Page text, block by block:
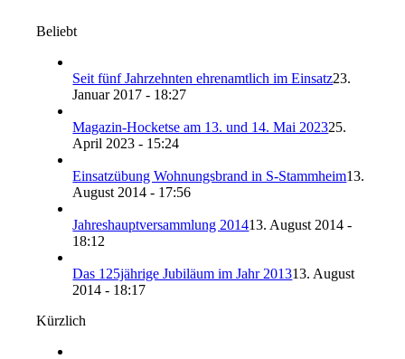
Beliebt
Seit fünf Jahrzehnten ehrenamtlich im Einsatz23.
Januar 2017 - 18:27
Magazin-Hocketse am 13. und 14. Mai 202325.
April 2023 - 15:24
Einsatzübung Wohnungsbrand in S-Stammheim13.
August 2014 - 17:56
Jahreshauptversammlung 201413. August 2014 -
18:12
Das 125jährige Jubiläum im Jahr 201313. August
2014 - 18:17
Kürzlich